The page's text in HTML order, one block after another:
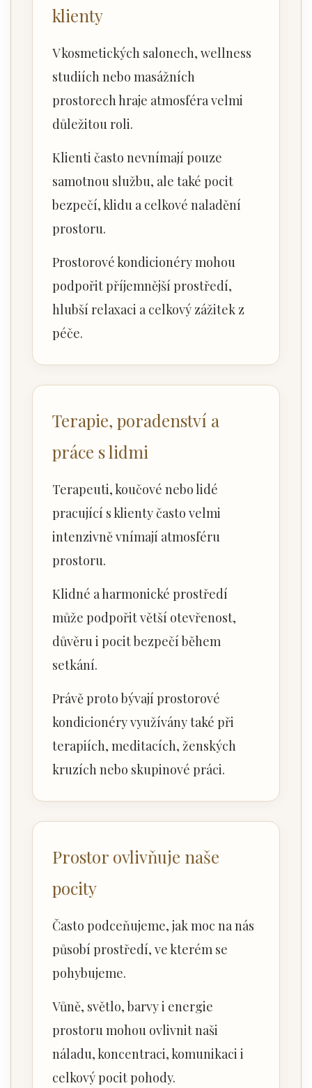
klienty
V kosmetických salonech, wellness
studiích nebo masážních
prostorech hraje atmosféra velmi
důležitou roli.
Klienti často nevnímají pouze
samotnou službu, ale také pocit
bezpečí, klidu a celkové naladění
prostoru.
Prostorové kondicionéry mohou
podpořit příjemnější prostředí,
hlubší relaxaci a celkový zážitek z
péče.
Terapie, poradenství a
práce s lidmi
Terapeuti, koučové nebo lidé
pracující s klienty často velmi
intenzivně vnímají atmosféru
prostoru.
Klidné a harmonické prostředí
může podpořit větší otevřenost,
důvěru i pocit bezpečí během
setkání.
Právě proto bývají prostorové
kondicionéry využívány také při
terapiích, meditacích, ženských
kruzích nebo skupinové práci.
Prostor ovlivňuje naše
pocity
Často podceňujeme, jak moc na nás
působí prostředí, ve kterém se
pohybujeme.
Vůně, světlo, barvy i energie
prostoru mohou ovlivnit naši
náladu, koncentraci, komunikaci i
celkový pocit pohody.